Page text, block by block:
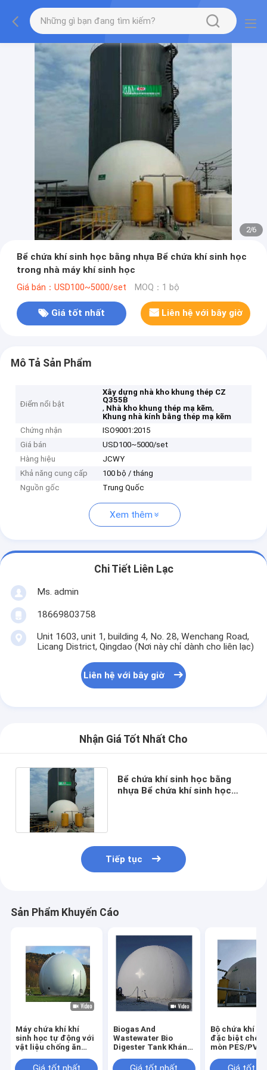
2/6
Bể chứa khí sinh học bằng nhựa Bể chứa khí sinh học
trong nhà máy khí sinh học
Giá bán：USD100~5000/set MOQ：1 bộ
Giá tốt nhất Liên hệ với bây giờ
Mô Tả Sản Phẩm
Điểm nổi bật
Xây dựng nhà kho khung thép CZ
Q355B
, Nhà kho khung thép mạ kẽm,
Khung nhà kính bằng thép mạ kẽm
Chứng nhận
ISO9001:2015
Giá bán
USD100~5000/set
Hàng hiệu
JCWY
Khả năng cung cấp
100 bộ / tháng
Nguồn gốc
Trung Quốc
Xem thêm
Chi Tiết Liên Lạc
Ms. admin
18669803758
Unit 1603, unit 1, building 4, No. 28, Wenchang Road,
Licang District, Qingdao (Nơi này chỉ dành cho liên lạc)
Liên hệ với bây giờ
Nhận Giá Tốt Nhất Cho
Bể chứa khí sinh học bằng
nhựa Bể chứa khí sinh học
Tiếp tục
Sản Phẩm Khuyến Cáo
Máy chứa khí khí
sinh học tự động với
vật liệu chống ăn
Biogas And
Wastewater Bio
Digester Tank Kháng
PES/PVC/PDFE
Bộ chứa khí
đặc biệt
mòn PES/